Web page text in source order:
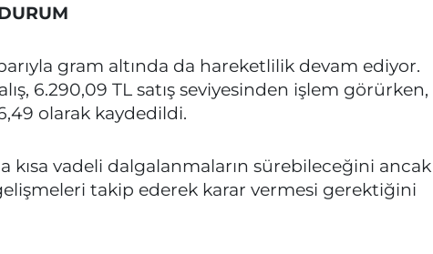
gram altında da hareketlilik devam ediyor.
6.290,09 TL satış seviyesinden işlem görürken,
olarak kaydedildi.
kısa vadeli dalgalanmaların sürebileceğini ancak
takip ederek karar vermesi gerektiğini